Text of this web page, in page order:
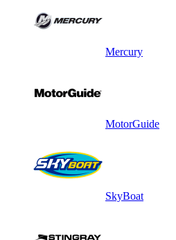
Mercury
MotorGuide
SkyBoat